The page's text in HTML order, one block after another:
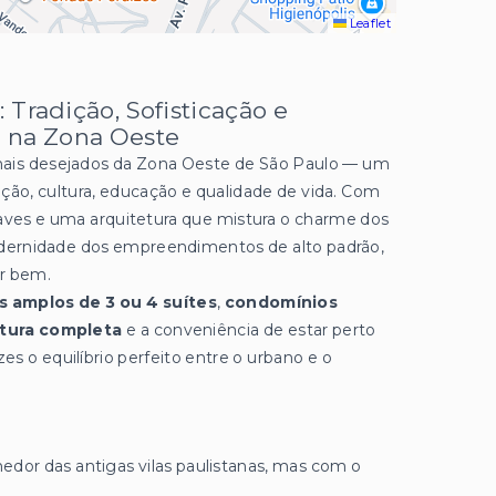
Leaflet
Tradição, Sofisticação e
Zona Oeste
desejados da Zona Oeste de São Paulo — um
cultura, educação e qualidade de vida. Com
e uma arquitetura que mistura o charme dos
dos empreendimentos de alto padrão,
bem.
amplos de 3 ou 4 suítes, condomínios
completa e a conveniência de estar perto
o equilíbrio perfeito entre o urbano e o
das antigas vilas paulistanas, mas com o